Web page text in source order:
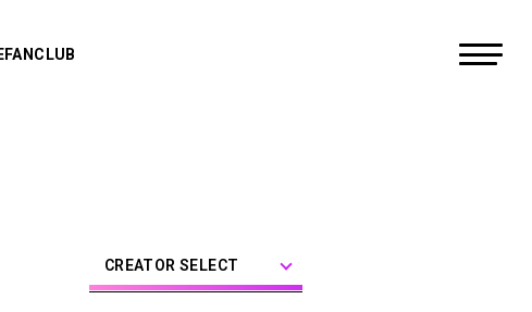
FANCLUB
らお
だいきり
CREATOR SELECT